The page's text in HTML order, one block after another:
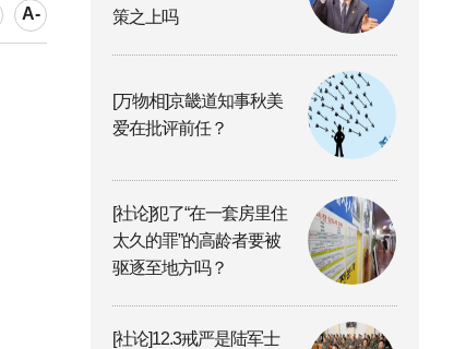
A-
策之上吗
[万物相]京畿道知事秋美
爱在批评前任？
[社论]犯了“在一套房里住
太久的罪”的高龄者要被
驱逐至地方吗？
[社论]12.3戒严是陆军士